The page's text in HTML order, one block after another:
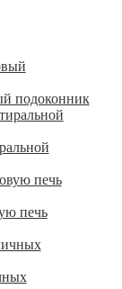
подоконник
печь